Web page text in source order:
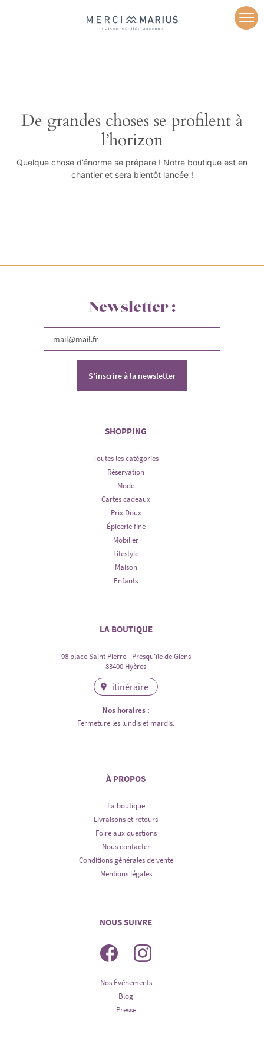
De grandes choses se profilent à
l’horizon
Quelque chose d’énorme se prépare ! Notre boutique est en
chantier et sera bientôt lancée !
Newsletter :
S’inscrire à la newsletter
SHOPPING
Toutes les catégories
Réservation
Mode
Cartes cadeaux
Prix Doux
Épicerie fine
Mobilier
Lifestyle
Maison
Enfants
LA BOUTIQUE
98 place Saint Pierre - Presqu'île de Giens
83400 Hyères
itinéraire
Nos horaires :
Fermeture les lundis et mardis.
À PROPOS
La boutique
Livraisons et retours
Foire aux questions
Nous contacter
Conditions générales de vente
Mentions légales
NOUS SUIVRE
Nos Événements
Blog
Presse